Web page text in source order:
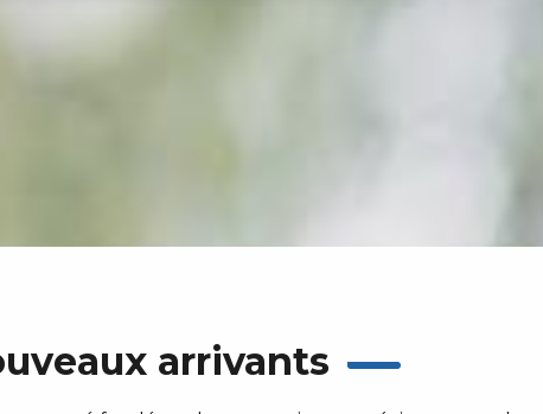
arrivants